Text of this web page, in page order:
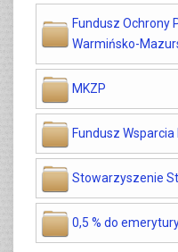
Fundusz Ochrony
Warmińsko-
MKZP
Fundusz
Stowarzyszenie
0,5 % do